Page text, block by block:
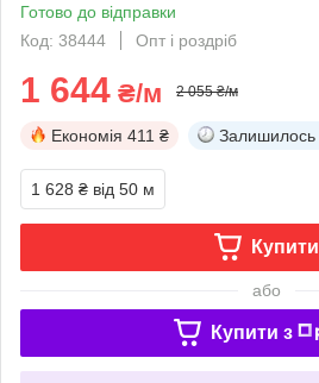
Готово до відправки
Код: 38444
Опт і роздріб
1 644 ₴/м 2 055 ₴/м
Економія 411 ₴ Залишилось
1 628 ₴ від 50 м
Купити
або
Купити з